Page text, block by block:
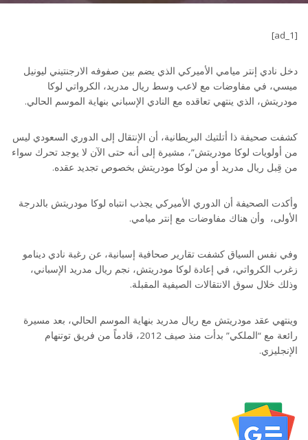
[ad_1]
دخل نادي إنتر ميامي الأميركي الذي يضم بين صفوفه الارجنتيني ليونيل
ميسي، في مفاوضات مع لاعب وسط ريال مدريد، الكرواتي لوكا
مودريتش، الذي ينتهي تعاقده مع النادي الإسباني بنهاية الموسم الحالي.
كشفت صحيفة ذا أتلتيك البريطانية، أن الإنتقال إلى الدوري السعودي ليس
من أولويات لوكا مودريتش”، مشيرة إلى أنه حتى الآن لا يوجد تحرك سواء
من قِبل ريال مدريد أو من لوكا مودريتش بخصوص تجديد عقده.
وأكدت الصحيفة أن الدوري الأميركي يجذب انتباه لوكا مودريتش بالدرجة
الأولى، وأن هناك مفاوضات مع إنتر ميامي.
وفي نفس السياق كشفت تقارير صحافية إسبانية، عن رغبة نادي دينامو
زغرب الكرواتي، في إعادة لوكا مودريتش، نجم ريال مدريد الإسباني،
وذلك خلال سوق الانتقالات الصيفية المقبلة.
وينتهي عقد مودريتش مع ريال مدريد بنهاية الموسم الحالي، بعد مسيرة
رائعة مع “الملكي” بدأت منذ صيف 2012، قادماً من فريق توتنهام
الإنجليزي.